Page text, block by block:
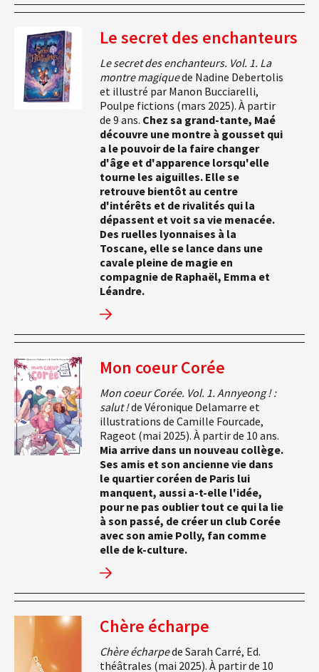
Le secret des enchanteurs
Le secret des enchanteurs. Vol. 1. La
montre magiquede Nadine Debertolis
et illustré par Manon Bucciarelli,
Poulpe fictions (mars 2025). À partir
de 9 ans. Chez sa grand-tante, Maé
découvre une montre à gousset qui
a le pouvoir de la faire changer
d'âge et d'apparence lorsqu'elle
tourne les aiguilles. Elle se
retrouve bientôt au centre
d'intérêts et de rivalités qui la
dépassent et voit sa vie menacée.
Des ruelles lyonnaises à la
Toscane, elle se lance dans une
cavale pleine de magie en
compagnie de Raphaël, Emma et
Léandre.
Mon coeur Corée
Mon coeur Corée. Vol. 1. Annyeong ! :
salut !de Véronique Delamarre et
illustrations de Camille Fourcade,
Rageot (mai 2025). À partir de 10 ans.
Mia arrive dans un nouveau collège.
Ses amis et son ancienne vie dans
le quartier coréen de Paris lui
manquent, aussi a-t-elle l'idée,
pour ne pas oublier tout ce qui la lie
à son passé, de créer un club Corée
avec son amie Polly, fan comme
elle de k-culture.
Chère écharpe
Chère écharpede Sarah Carré, Ed.
théâtrales (mai 2025). À partir de 10